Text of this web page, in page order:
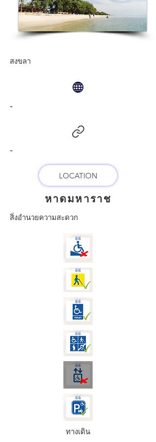
สงขลา
-
-
LOCATION
หาดมหาราช
สิ่งอำนวยความสะดวก
ทางเดิน